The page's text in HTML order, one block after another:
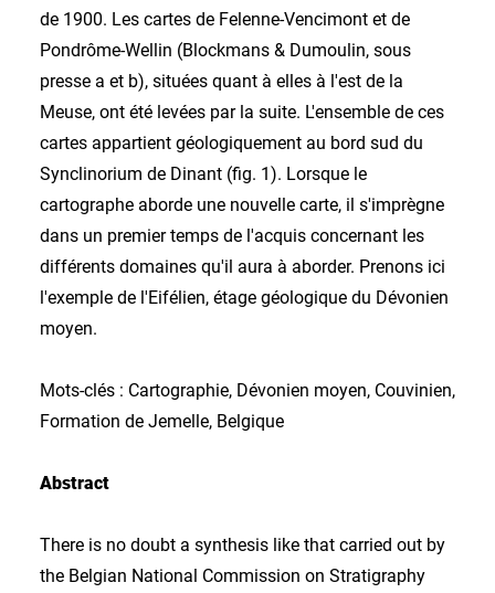
de 1900. Les cartes de Felenne-Vencimont et de
Pondrôme-Wellin (Blockmans & Dumoulin, sous
presse a et b), situées quant à elles à l'est de la
Meuse, ont été levées par la suite. L'ensemble de ces
cartes appartient géologiquement au bord sud du
Synclinorium de Dinant (fig. 1). Lorsque le
cartographe aborde une nouvelle carte, il s'imprègne
dans un premier temps de l'acquis concernant les
différents domaines qu'il aura à aborder. Prenons ici
l'exemple de l'Eifélien, étage géologique du Dévonien
moyen.
Mots-clés : Cartographie, Dévonien moyen, Couvinien,
Formation de Jemelle, Belgique
Abstract
There is no doubt a synthesis like that carried out by
the Belgian National Commission on Stratigraphy